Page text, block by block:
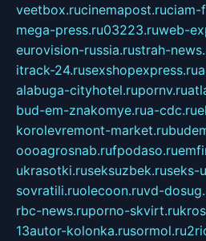
veetbox.rucinemapost.ruciam-
mega-press.ru03223.ruweb-
eurovision-russia.rustrah-
itrack-24.rusexshopexpress.ru
alabuga-cityhotel.rupornv.ru
bud-em-znakomye.rua-cdc.ru
korolevremont-market.ru
oooagrosnab.rufpodaso.ru
ukrasotki.ruseksuzbek.ruseks-
sovratili.ruolecoon.ruvd-
rbc-news.ruporno-skvirt.ru
13autor-kolonka.rusormol.ru